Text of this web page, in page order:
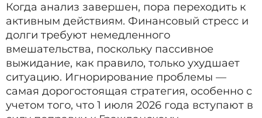
Когда анализ завершен, пора переходить к
активным действиям. Финансовый стресс и
долги требуют немедленного
вмешательства, поскольку пассивное
выжидание, как правило, только ухудшает
ситуацию. Игнорирование проблемы —
самая дорогостоящая стратегия, особенно с
учетом того, что 1 июля 2026 года вступают в